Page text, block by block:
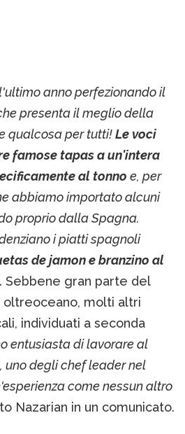
anno perfezionando il
presenta il meglio della
qualcosa per tutti!Le voci
famose tapas a un'intera
al tonno e, per
abbiamo importato alcuni
proprio dalla Spagna.
i piatti spagnoli
de jamon e branzino al
Sebbene gran parte del
molti altri
individuati a seconda
entusiasta di lavorare al
uno degli chef leader nel
come nessun altro
Nazarian in un comunicato.